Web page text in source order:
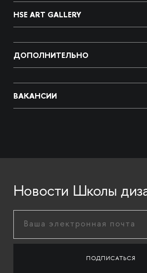
HSE ART GALLERY
ДОПОЛНИТЕЛЬНО
ВАКАНСИИ
Новости Школы